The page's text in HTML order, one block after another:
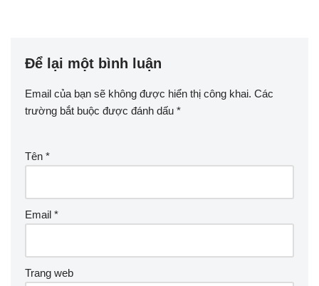
Để lại một bình luận
Email của bạn sẽ không được hiển thị công khai. Các
trường bắt buộc được đánh dấu *
Tên *
Email *
Trang web